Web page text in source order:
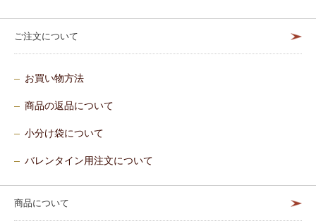
ご注文について
お買い物方法
商品の返品について
小分け袋について
バレンタイン用注文について
商品について